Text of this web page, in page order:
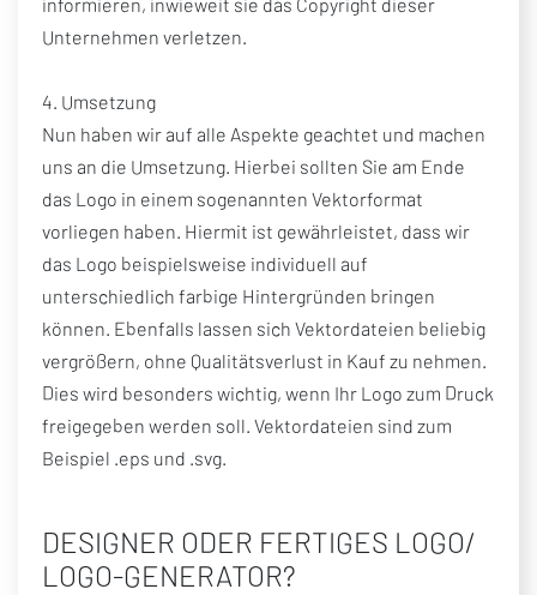
Unternehmen verletzen.
4. Umsetzung
Nun haben wir auf alle Aspekte geachtet und machen
uns an die Umsetzung. Hierbei sollten Sie am Ende
das Logo in einem sogenannten Vektorformat
vorliegen haben. Hiermit ist gewährleistet, dass wir
das Logo beispielsweise individuell auf
unterschiedlich farbige Hintergründen bringen
können. Ebenfalls lassen sich Vektordateien beliebig
vergrößern, ohne Qualitätsverlust in Kauf zu nehmen.
Dies wird besonders wichtig, wenn Ihr Logo zum Druck
freigegeben werden soll. Vektordateien sind zum
Beispiel .eps und .svg.
DESIGNER ODER FERTIGES LOGO/
LOGO-GENERATOR?